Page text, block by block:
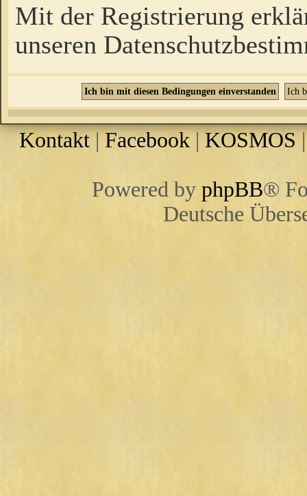
Mit der Registrierung
unseren
Kontakt |Facebook | KOSMOS
Powered by phpBB®
Deutsche